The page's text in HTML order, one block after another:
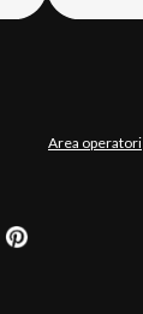
Area operatori